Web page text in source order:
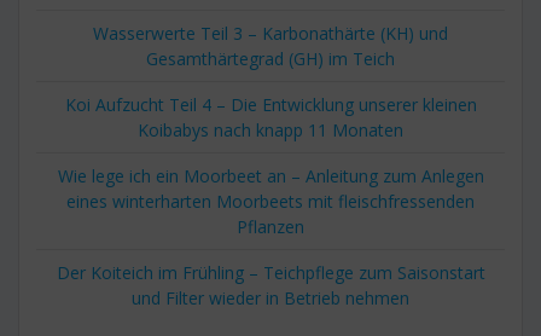
Wasserwerte Teil 3 – Karbonathärte (KH) und
Gesamthärtegrad (GH) im Teich
Koi Aufzucht Teil 4 – Die Entwicklung unserer kleinen
Koibabys nach knapp 11 Monaten
Wie lege ich ein Moorbeet an – Anleitung zum Anlegen
eines winterharten Moorbeets mit fleischfressenden
Pflanzen
Der Koiteich im Frühling – Teichpflege zum Saisonstart
und Filter wieder in Betrieb nehmen